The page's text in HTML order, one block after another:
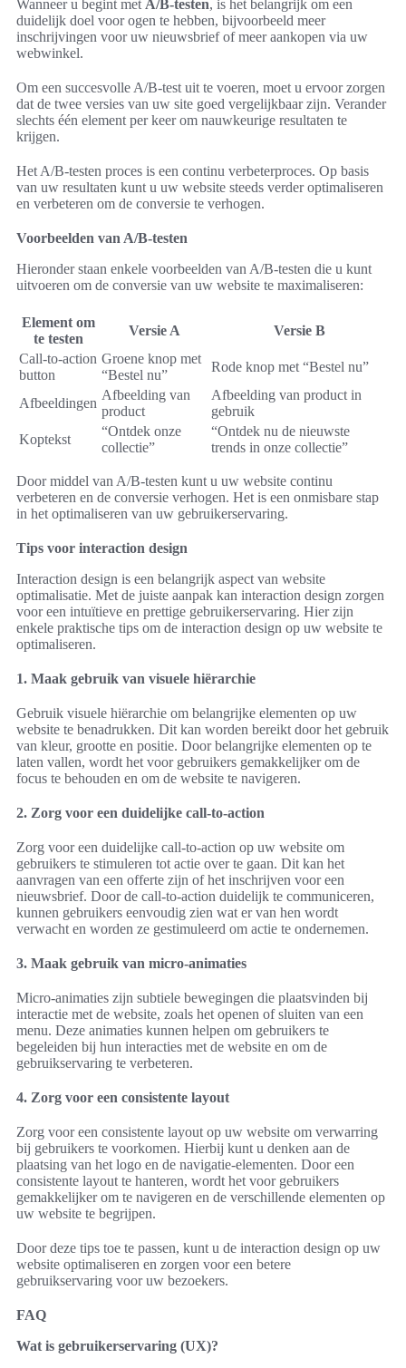
Wanneer u begint met A/B-testen, is het belangrijk om een
duidelijk doel voor ogen te hebben, bijvoorbeeld meer
inschrijvingen voor uw nieuwsbrief of meer aankopen via uw
webwinkel.
Om een succesvolle A/B-test uit te voeren, moet u ervoor zorgen
dat de twee versies van uw site goed vergelijkbaar zijn. Verander
slechts één element per keer om nauwkeurige resultaten te
krijgen.
Het A/B-testen proces is een continu verbeterproces. Op basis
van uw resultaten kunt u uw website steeds verder optimaliseren
en verbeteren om de conversie te verhogen.
Voorbeelden van A/B-testen
Hieronder staan enkele voorbeelden van A/B-testen die u kunt
uitvoeren om de conversie van uw website te maximaliseren:
Element om
te testen
Versie A
Versie B
Call-to-action
button
Groene knop met
“Bestel nu”
Rode knop met “Bestel nu”
Afbeeldingen
Afbeelding van
product
Afbeelding van product in
gebruik
Koptekst
“Ontdek onze
collectie”
“Ontdek nu de nieuwste
trends in onze collectie”
Door middel van A/B-testen kunt u uw website continu
verbeteren en de conversie verhogen. Het is een onmisbare stap
in het optimaliseren van uw gebruikerservaring.
Tips voor interaction design
Interaction design is een belangrijk aspect van website
optimalisatie. Met de juiste aanpak kan interaction design zorgen
voor een intuïtieve en prettige gebruikerservaring. Hier zijn
enkele praktische tips om de interaction design op uw website te
optimaliseren.
1. Maak gebruik van visuele hiërarchie
Gebruik visuele hiërarchie om belangrijke elementen op uw
website te benadrukken. Dit kan worden bereikt door het gebruik
van kleur, grootte en positie. Door belangrijke elementen op te
laten vallen, wordt het voor gebruikers gemakkelijker om de
focus te behouden en om de website te navigeren.
2. Zorg voor een duidelijke call-to-action
Zorg voor een duidelijke call-to-action op uw website om
gebruikers te stimuleren tot actie over te gaan. Dit kan het
aanvragen van een offerte zijn of het inschrijven voor een
nieuwsbrief. Door de call-to-action duidelijk te communiceren,
kunnen gebruikers eenvoudig zien wat er van hen wordt
verwacht en worden ze gestimuleerd om actie te ondernemen.
3. Maak gebruik van micro-animaties
Micro-animaties zijn subtiele bewegingen die plaatsvinden bij
interactie met de website, zoals het openen of sluiten van een
menu. Deze animaties kunnen helpen om gebruikers te
begeleiden bij hun interacties met de website en om de
gebruikservaring te verbeteren.
4. Zorg voor een consistente layout
Zorg voor een consistente layout op uw website om verwarring
bij gebruikers te voorkomen. Hierbij kunt u denken aan de
plaatsing van het logo en de navigatie-elementen. Door een
consistente layout te hanteren, wordt het voor gebruikers
gemakkelijker om te navigeren en de verschillende elementen op
uw website te begrijpen.
Door deze tips toe te passen, kunt u de interaction design op uw
website optimaliseren en zorgen voor een betere
gebruikservaring voor uw bezoekers.
FAQ
Wat is gebruikerservaring (UX)?